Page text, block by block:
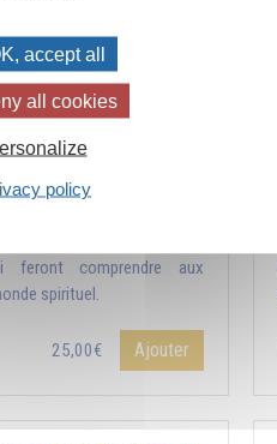
feront comprendre aux
spirituel.
25,00€ Ajouter
accept all
all cookies
policy